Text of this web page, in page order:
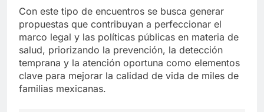
Con este tipo de encuentros se busca generar
propuestas que contribuyan a perfeccionar el
marco legal y las políticas públicas en materia de
salud, priorizando la prevención, la detección
temprana y la atención oportuna como elementos
clave para mejorar la calidad de vida de miles de
familias mexicanas.